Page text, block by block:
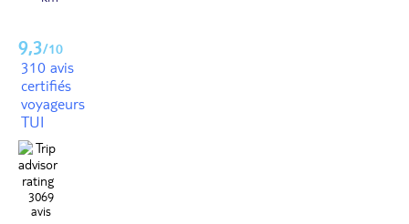
9,3/10
310 avis
certifiés
voyageurs
TUI
3069
avis